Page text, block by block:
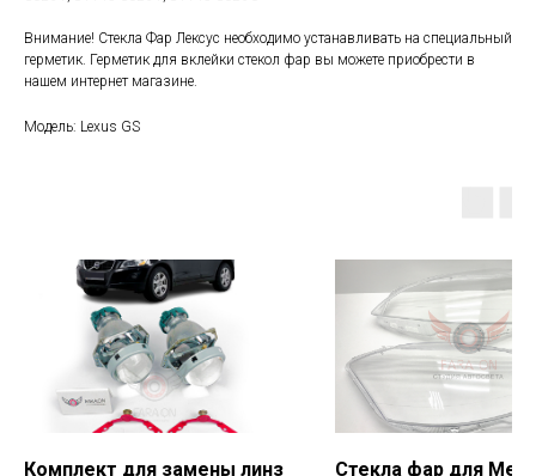
Внимание! Стекла Фар Лексус необходимо устанавливать на специальный
герметик. Герметик для вклейки стекол фар вы можете приобрести в
нашем интернет магазине.
Модель: Lexus GS
Комплект для замены линз
Стекла фар для